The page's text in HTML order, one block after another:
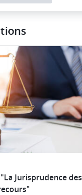
Jurisprudence des